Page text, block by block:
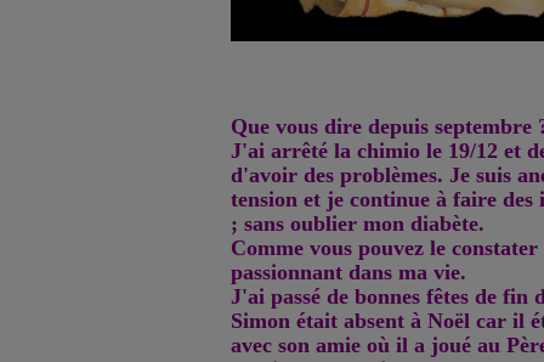
Que vous dire depuis septembre
J'ai arrêté la chimio le 19/12 et
d'avoir des problèmes. Je suis
tension et je continue à faire
; sans oublier mon diabète.
Comme vous pouvez le
passionnant dans ma vie.
J'ai passé de bonnes fêtes de fin
Simon était absent à Noël car il
avec son amie où il a joué au